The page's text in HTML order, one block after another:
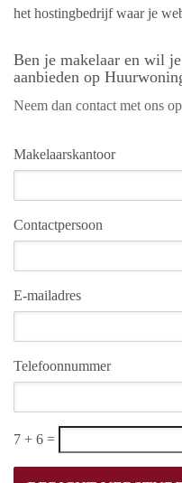
het hostingbedrijf waar je
Ben je makelaar en wil
aanbieden op
Neem dan contact met ons
Makelaarskantoor
Contactpersoon
E-mailadres
Telefoonnummer
7 + 6 =